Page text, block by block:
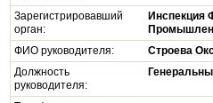
Зарегистрировавший
орган:
Инспекция
ФИО руководителя:
Строева
Должность
руководителя: